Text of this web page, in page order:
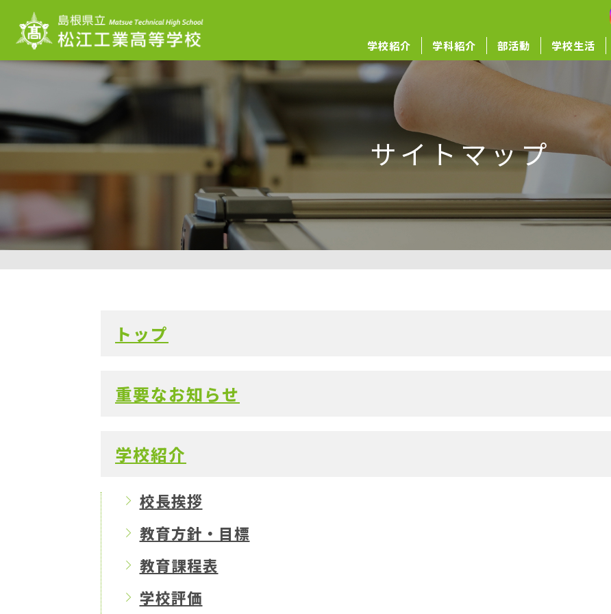
このページの本文へ
学校紹介 学科紹介 部活動 学校生活
サイトマップ
トップ
重要なお知らせ
学校紹介
校長挨拶
教育方針・目標
教育課程表
学校評価